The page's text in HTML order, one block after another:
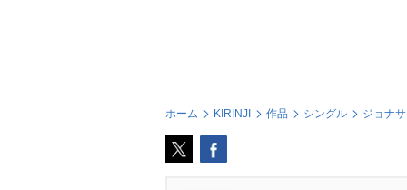
ホーム KIRINJI 作品 シングル ジョナ